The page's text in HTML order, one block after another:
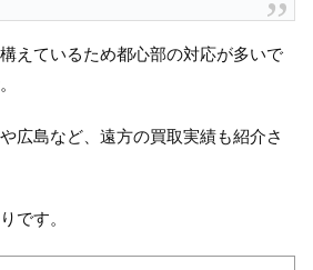
えているため都心部の対応が多いで
広島など、遠方の買取実績も紹介さ
です。